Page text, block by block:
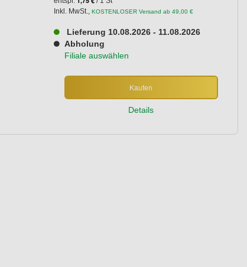
Inkl. MwSt.,KOSTENLOSER Versand ab 49,00 €
Lieferung 10.08.2026 - 11.08.2026
Abholung
Filiale auswählen
Kaufen
Details